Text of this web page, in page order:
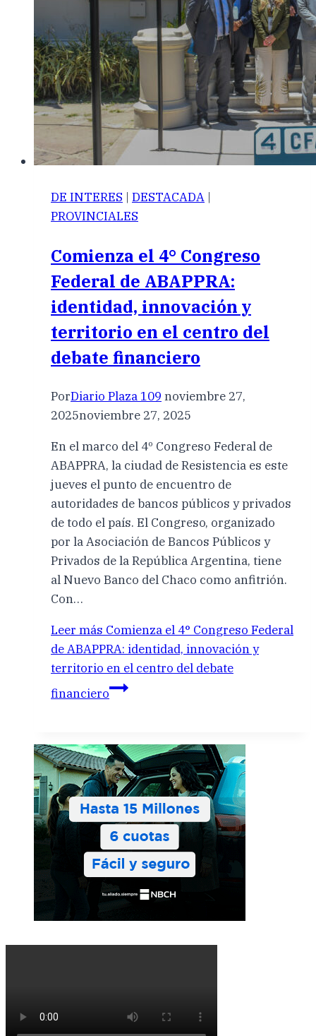
DE INTERES | DESTACADA |
PROVINCIALES
Comienza el 4° Congreso
Federal de ABAPPRA:
identidad, innovación y
territorio en el centro del
debate financiero
PorDiario Plaza 109 noviembre 27,
2025noviembre 27, 2025
En el marco del 4º Congreso Federal de
ABAPPRA, la ciudad de Resistencia es este
jueves el punto de encuentro de
autoridades de bancos públicos y privados
de todo el país. El Congreso, organizado
por la Asociación de Bancos Públicos y
Privados de la República Argentina, tiene
al Nuevo Banco del Chaco como anfitrión.
Con…
Leer más Comienza el 4° Congreso Federal
de ABAPPRA: identidad, innovación y
territorio en el centro del debate
financiero